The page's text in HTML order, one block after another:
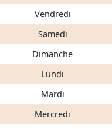
Vendredi
Samedi
Dimanche
Lundi
Mardi
Mercredi